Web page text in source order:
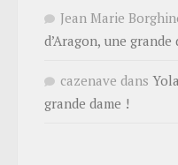
Jean Marie
d’Aragon, une grande
cazenave dans
grande dame !